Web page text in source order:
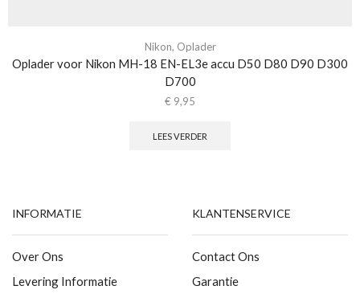
Nikon, Oplader
Oplader voor Nikon MH-18 EN-EL3e accu D50 D80 D90 D300
D700
€ 9,95
LEES VERDER
INFORMATIE
Over Ons
Levering Informatie
KLANTENSERVICE
Contact Ons
Garantie